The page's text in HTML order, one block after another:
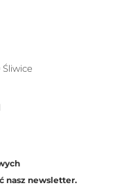
Śliwice
nasz newsletter.